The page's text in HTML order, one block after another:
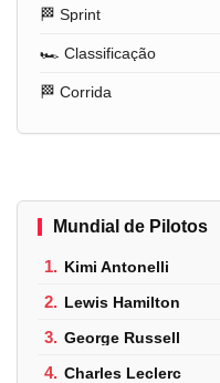
🏁 Sprint
🏎️ Classificação
🏁 Corrida
Mundial de Pilotos
1. Kimi Antonelli
2. Lewis Hamilton
3. George Russell
4. Charles Leclerc